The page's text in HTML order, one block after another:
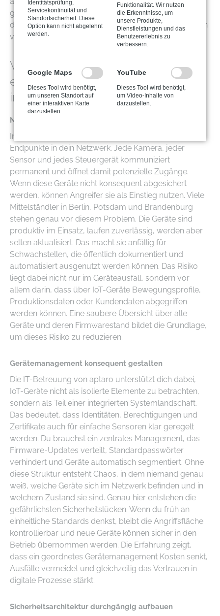
getroffen werden können. aptaro sorgt dafür, dass
diese Integration strukturiert und wartbar bleibt, statt in
vielen kleinen Baustellen zu enden.
Welche Sicherheitsrisiken
entstehen durch Internet of Things
im Unternehmen?
Neue Angriffsflächen erkennen
Internet of Things bringt eine Vielzahl zusätzlicher
Endpunkte in dein Netzwerk. Jede Kamera, jeder
Sensor und jedes Steuergerät kommuniziert
permanent und öffnet damit potenzielle Zugänge.
Wenn diese Geräte nicht konsequent abgesichert
werden, können Angreifer sie als Einstieg nutzen. Viele
Mittelständler in Berlin, Potsdam und Brandenburg
stehen genau vor diesem Problem. Die Geräte sind
produktiv im Einsatz, laufen zuverlässig, werden aber
selten aktualisiert. Das macht sie anfällig für
Schwachstellen, die öffentlich dokumentiert und
automatisiert ausgenutzt werden können. Das Risiko
liegt dabei nicht nur im Geräteausfall, sondern vor
allem darin, dass über IoT-Geräte Bewegungsprofile,
Produktionsdaten oder Kundendaten abgegriffen
werden können. Eine saubere Übersicht über alle
Geräte und deren Firmwarestand bildet die Grundlage,
um dieses Risiko zu reduzieren.
Gerätemanagement konsequent gestalten
Die IT-Betreuung von aptaro unterstützt dich dabei,
IoT-Geräte nicht als isolierte Elemente zu betrachten,
sondern als Teil einer integrierten Systemlandschaft.
Das bedeutet, dass Identitäten, Berechtigungen und
Zertifikate auch für einfache Sensoren klar geregelt
werden. Du brauchst ein zentrales Management, das
Firmware-Updates verteilt, Standardpasswörter
verhindert und Geräte automatisch segmentiert. Ohne
diese Struktur entsteht Chaos, in dem niemand genau
weiß, welche Geräte sich im Netzwerk befinden und in
welchem Zustand sie sind. Genau hier entstehen die
gefährlichsten Sicherheitslücken. Wenn du früh an
einheitliche Standards denkst, bleibt die Angriffsfläche
kontrollierbar und neue Geräte können sicher in den
Betrieb übernommen werden. Die Erfahrung zeigt,
dass ein geordnetes Gerätemanagement Kosten senkt,
Ausfälle vermeidet und gleichzeitig das Vertrauen in
digitale Prozesse stärkt.
Sicherheitsarchitektur durchgängig aufbauen
Identitätsprüfung,
Servicekontinuität und
Standortsicherheit. Diese
Option kann nicht abgelehnt
werden.
Funktionalität. Wir nutzen
die Erkenntnisse, um
unsere Produkte,
Dienstleistungen und das
Benutzererlebnis zu
verbessern.
Google Maps
Dieses Tool wird benötigt,
um unseren Standort auf
einer interaktiven Karte
darzustellen.
YouTube
Dieses Tool wird benötigt,
um Video-Inhalte von
darzustellen.